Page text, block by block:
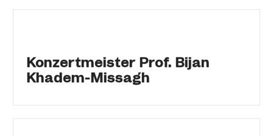
Konzertmeister Prof. Bijan
Khadem-Missagh